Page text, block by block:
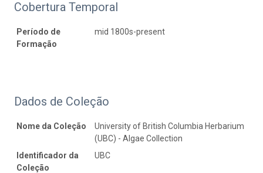
Cobertura Temporal
Período de
Formação
mid 1800s-present
Dados de Coleção
Nome da Coleção
University of British Columbia Herbarium
(UBC) - Algae Collection
Identificador da
Coleção
UBC